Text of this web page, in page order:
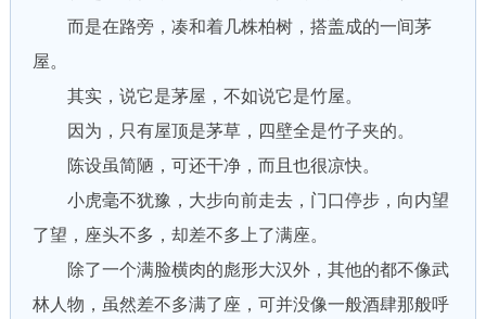
而是在路旁，凑和着几株柏树，搭盖成的一间茅
屋。
其实，说它是茅屋，不如说它是竹屋。
因为，只有屋顶是茅草，四壁全是竹子夹的。
陈设虽简陋，可还干净，而且也很凉快。
小虎毫不犹豫，大步向前走去，门口停步，向内望
了望，座头不多，却差不多上了满座。
除了一个满脸横肉的彪形大汉外，其他的都不像武
林人物，虽然差不多满了座，可并没像一般酒肆那般呼